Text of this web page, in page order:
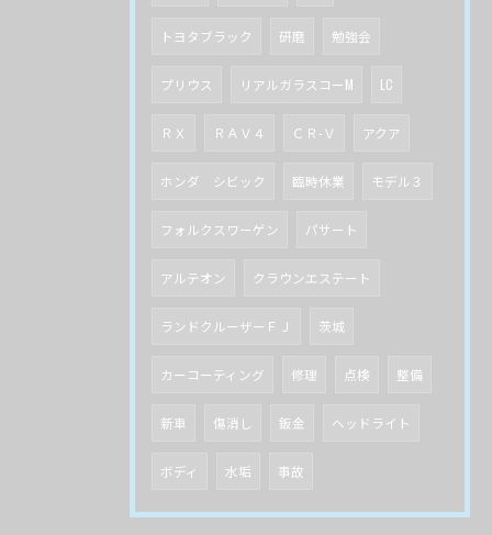
トヨタブラック 研磨 勉強会
プリウス リアルガラスコーM LC
ＲＸ ＲＡＶ４ ＣＲ-Ｖ アクア
ホンダ シビック 臨時休業 モデル３
フォルクスワーゲン パサート
アルテオン クラウンエステート
ランドクルーザーＦＪ 茨城
カーコーティング 修理 点検 整備
新車 傷消し 鈑金 ヘッドライト
ボディ 水垢 事故